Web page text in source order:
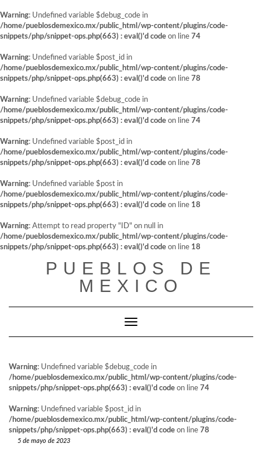
Warning: Undefined variable $debug_code in
/home/pueblosdemexico.mx/public_html/wp-content/plugins/code-
snippets/php/snippet-ops.php(663) : eval()'d code on line 74
Warning: Undefined variable $post_id in
/home/pueblosdemexico.mx/public_html/wp-content/plugins/code-
snippets/php/snippet-ops.php(663) : eval()'d code on line 78
Warning: Undefined variable $debug_code in
/home/pueblosdemexico.mx/public_html/wp-content/plugins/code-
snippets/php/snippet-ops.php(663) : eval()'d code on line 74
Warning: Undefined variable $post_id in
/home/pueblosdemexico.mx/public_html/wp-content/plugins/code-
snippets/php/snippet-ops.php(663) : eval()'d code on line 78
Warning: Undefined variable $post in
/home/pueblosdemexico.mx/public_html/wp-content/plugins/code-
snippets/php/snippet-ops.php(663) : eval()'d code on line 18
Warning: Attempt to read property "ID" on null in
/home/pueblosdemexico.mx/public_html/wp-content/plugins/code-
snippets/php/snippet-ops.php(663) : eval()'d code on line 18
PUEBLOS DE
MEXICO
Cambiar modo de navegación
Warning: Undefined variable $debug_code in
/home/pueblosdemexico.mx/public_html/wp-content/plugins/code-
snippets/php/snippet-ops.php(663) : eval()'d code on line 74
Warning: Undefined variable $post_id in
/home/pueblosdemexico.mx/public_html/wp-content/plugins/code-
snippets/php/snippet-ops.php(663) : eval()'d code on line 78
5 de mayo de 2023